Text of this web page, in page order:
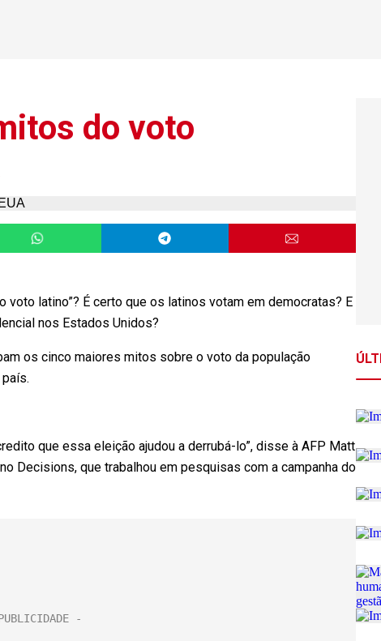
do voto
voto latino”? É certo que os latinos votam em democratas? E
nos Estados Unidos?
os cinco maiores mitos sobre o voto da população
que essa eleição ajudou a derrubá-lo”, disse à AFP Matt
Decisions, que trabalhou em pesquisas com a campanha do